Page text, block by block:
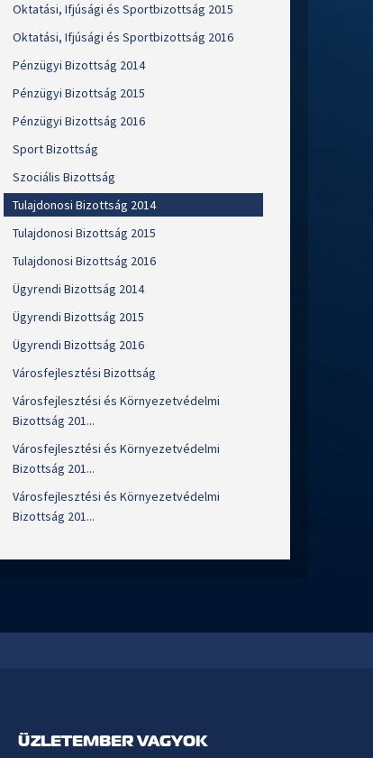
Oktatási, Ifjúsági és Sportbizottság 2015
Oktatási, Ifjúsági és Sportbizottság 2016
Pénzügyi Bizottság 2014
Pénzügyi Bizottság 2015
Pénzügyi Bizottság 2016
Sport Bizottság
Szociális Bizottság
Tulajdonosi Bizottság 2014
Tulajdonosi Bizottság 2015
Tulajdonosi Bizottság 2016
Ügyrendi Bizottság 2014
Ügyrendi Bizottság 2015
Ügyrendi Bizottság 2016
Városfejlesztési Bizottság
Városfejlesztési és Környezetvédelmi
Bizottság 201...
Városfejlesztési és Környezetvédelmi
Bizottság 201...
Városfejlesztési és Környezetvédelmi
Bizottság 201...
ÜZLETEMBER VAGYOK